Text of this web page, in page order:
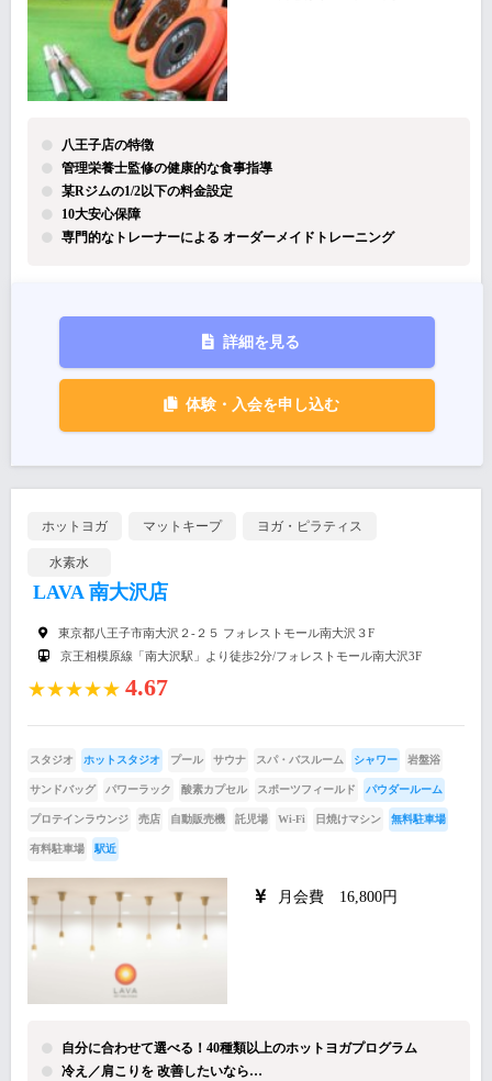
八王子店の特徴
管理栄養士監修の健康的な食事指導
某Rジムの1/2以下の料金設定
10大安心保障
専門的なトレーナーによる オーダーメイドトレーニング
詳細を見る
体験・入会を申し込む
ホットヨガ マットキープ ヨガ・ピラティス
水素水
LAVA 南大沢店
東京都八王子市南大沢２-２５ フォレストモール南大沢３F
京王相模原線「南大沢駅」より徒歩2分/フォレストモール南大沢3F
★★★★★ 4.67
スタジオ ホットスタジオ プール サウナ スパ・バスルーム シャワー 岩盤浴
サンドバッグ パワーラック 酸素カプセル スポーツフィールド パウダールーム
プロテインラウンジ 売店 自動販売機 託児場 Wi-Fi 日焼けマシン 無料駐車場
有料駐車場 駅近
月会費 16,800円
自分に合わせて選べる！40種類以上のホットヨガプログラム
冷え／肩こりを 改善したいなら…